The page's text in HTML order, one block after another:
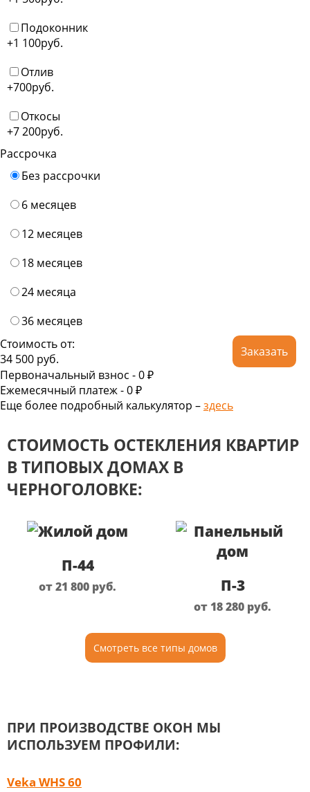
Подоконник
+1 100руб.
Отлив
+700руб.
Откосы
+7 200руб.
Рассрочка
Без рассрочки
6 месяцев
12 месяцев
18 месяцев
24 месяца
36 месяцев
Стоимость от:
34 500 руб.
Заказать
Первоначальный взнос -0 ₽
Ежемесячный платеж -0₽
Еще более подробный калькулятор –здесь
СТОИМОСТЬ ОСТЕКЛЕНИЯ КВАРТИР
В ТИПОВЫХ ДОМАХ В
ЧЕРНОГОЛОВКЕ:
П-44
от 21 800 руб. П-3
от 18 280 руб.
Смотреть все типы домов
ПРИ ПРОИЗВОДСТВЕ ОКОН МЫ
ИСПОЛЬЗУЕМ ПРОФИЛИ:
Veka WHS 60